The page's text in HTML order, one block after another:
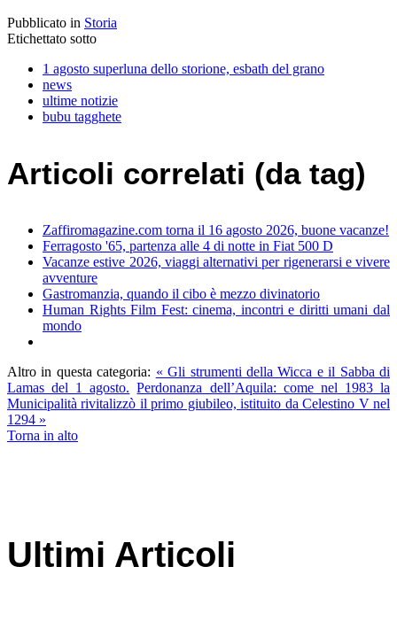
Pubblicato in Storia
Etichettato sotto
1 agosto superluna dello storione, esbath del grano
news
ultime notizie
bubu tagghete
Articoli correlati (da tag)
Zaffiromagazine.com torna il 16 agosto 2026, buone vacanze!
Ferragosto '65, partenza alle 4 di notte in Fiat 500 D
Vacanze estive 2026, viaggi alternativi per rigenerarsi e vivere
avventure
Gastromanzia, quando il cibo è mezzo divinatorio
Human Rights Film Fest: cinema, incontri e diritti umani dal
mondo
Altro in questa categoria: « Gli strumenti della Wicca e il Sabba di
Lamas del 1 agosto. Perdonanza dell’Aquila: come nel 1983 la
Municipalità rivitalizzò il primo giubileo, istituito da Celestino V nel
1294 »
Torna in alto
Ultimi Articoli